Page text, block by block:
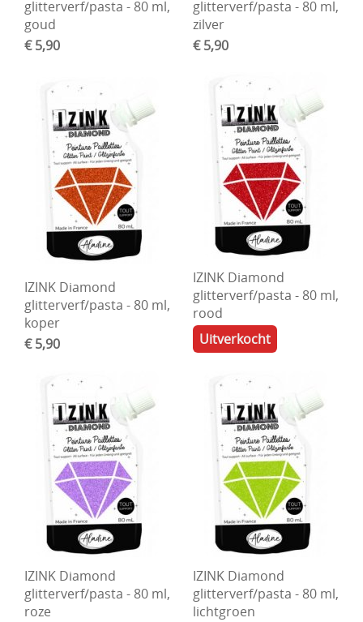
glitterverf/pasta - 80 ml,
goud
€ 5,90
glitterverf/pasta - 80 ml,
zilver
€ 5,90
IZINK Diamond
glitterverf/pasta - 80 ml,
koper
€ 5,90
IZINK Diamond
glitterverf/pasta - 80 ml,
rood
Uitverkocht
IZINK Diamond
glitterverf/pasta - 80 ml,
roze
IZINK Diamond
glitterverf/pasta - 80 ml,
lichtgroen